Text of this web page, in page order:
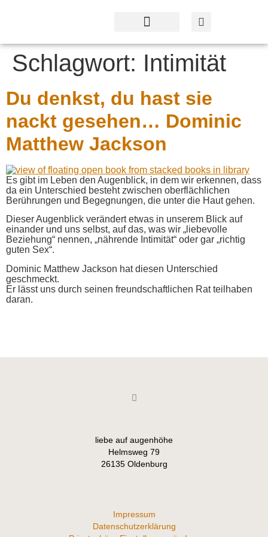
Schlagwort: Intimität
Du denkst, du hast sie
nackt gesehen… Dominic
Matthew Jackson
Es gibt im Leben den Augenblick, in dem wir erkennen, dass
da ein Unterschied besteht zwischen oberflächlichen
Berührungen und Begegnungen, die unter die Haut gehen.
Dieser Augenblick verändert etwas in unserem Blick auf
einander und uns selbst, auf das, was wir „liebevolle
Beziehung“ nennen, „nährende Intimität“ oder gar „richtig
guten Sex“.
Dominic Matthew Jackson hat diesen Unterschied
geschmeckt.
Er lässt uns durch seinen freundschaftlichen Rat teilhaben
daran.
liebe auf augenhöhe
Helmsweg 79
26135 Oldenburg
Impressum
Datenschutzerklärung